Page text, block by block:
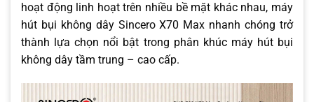
hoạt động linh hoạt trên nhiều bề mặt khác nhau, máy
hút bụi không dây Sincero X70 Max nhanh chóng trở
thành lựa chọn nổi bật trong phân khúc máy hút bụi
không dây tầm trung – cao cấp.